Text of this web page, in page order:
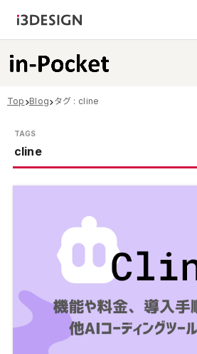
Top Blog タグ : cline
cline